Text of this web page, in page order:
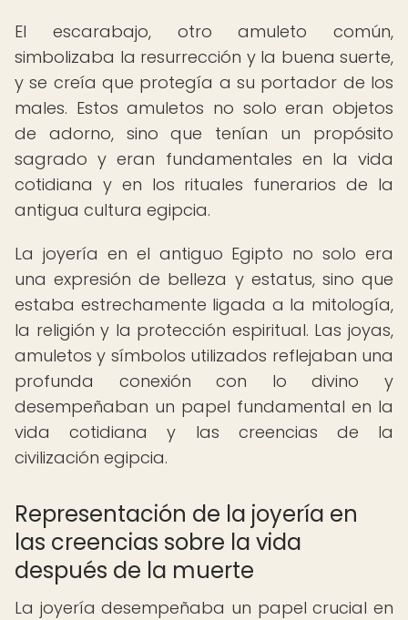
El escarabajo, otro amuleto común,
simbolizaba la resurrección y la buena suerte,
y se creía que protegía a su portador de los
males. Estos amuletos no solo eran objetos
de adorno, sino que tenían un propósito
sagrado y eran fundamentales en la vida
cotidiana y en los rituales funerarios de la
antigua cultura egipcia.
La joyería en el antiguo Egipto no solo era
una expresión de belleza y estatus, sino que
estaba estrechamente ligada a la mitología,
la religión y la protección espiritual. Las joyas,
amuletos y símbolos utilizados reflejaban una
profunda conexión con lo divino y
desempeñaban un papel fundamental en la
vida cotidiana y las creencias de la
civilización egipcia.
Representación de la joyería en
las creencias sobre la vida
después de la muerte
La joyería desempeñaba un papel crucial en